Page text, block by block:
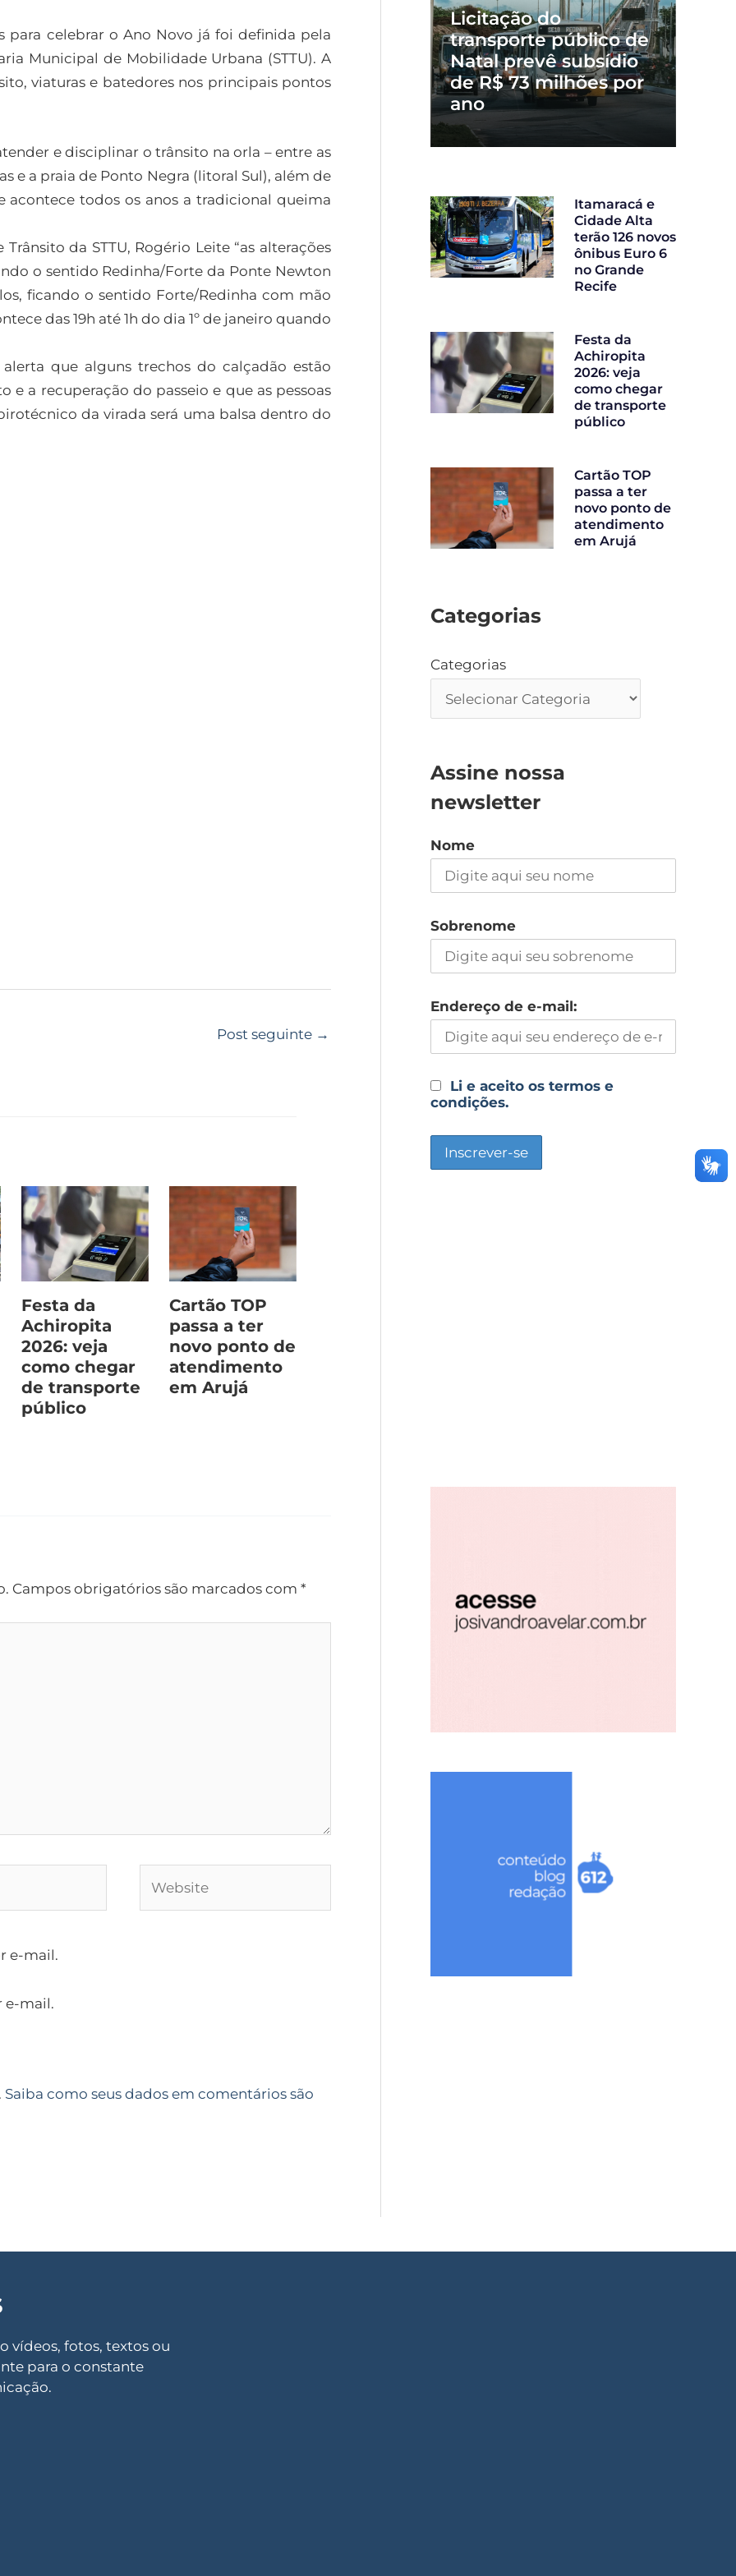
para celebrar o Ano Novo já foi definida pela
Municipal de Mobilidade Urbana (STTU). A
viaturas e batedores nos principais pontos
e disciplinar o trânsito na orla – entre as
e a praia de Ponto Negra (litoral Sul), além de
acontece todos os anos a tradicional queima
da STTU, Rogério Leite “as alterações
o sentido Redinha/Forte da Ponte Newton
ficando o sentido Forte/Redinha com mão
das 19h até 1h do dia 1º de janeiro quando
que alguns trechos do calçadão estão
a recuperação do passeio e que as pessoas
da virada será uma balsa dentro do
Post seguinte →
Festa da
Achiropita
2026: veja
como chegar
de transporte
público
Cartão TOP
passa a ter
novo ponto de
atendimento
em Arujá
Campos obrigatórios são marcados com *
e-mail.
e-mail.
Saiba como seus dados em comentários são
Licitação do
transporte público de
Natal prevê subsídio
de R$ 73 milhões por
ano
Itamaracá e
Cidade Alta
terão 126 novos
ônibus Euro 6
no Grande
Recife
Festa da
Achiropita
2026: veja
como chegar
de transporte
público
Cartão TOP
passa a ter
novo ponto de
atendimento
em Arujá
Categorias
Categorias
Assine nossa
newsletter
Nome
Sobrenome
Endereço de e-mail:
Li e aceito os termos e
condições.
vídeos, fotos, textos ou
para o constante